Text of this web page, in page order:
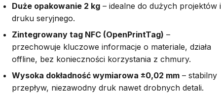
Duże opakowanie 2 kg – idealne do dużych projektów i
druku seryjnego.
Zintegrowany tag NFC (OpenPrintTag) –
przechowuje kluczowe informacje o materiale, działa
offline, bez konieczności korzystania z chmury.
Wysoka dokładność wymiarowa ±0,02 mm – stabilny
przepływ, niezawodny druk nawet drobnych detali.